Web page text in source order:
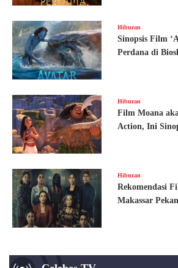
Hiburan
Sinopsis Film
Perdana di
Hiburan
Film Moana
Action, Ini
Hiburan
Rekomendasi
Makassar
Now Playing